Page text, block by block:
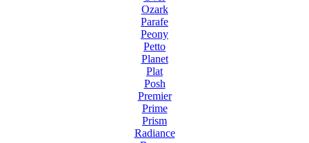
Ozark
Parafe
Peony
Petto
Planet
Plat
Posh
Premier
Prime
Prism
Radiance